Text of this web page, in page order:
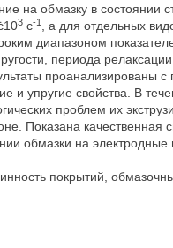
на обмазку в состоянии
3 с-1 , а для отдельных
диапазоном
периода
проанализированы
упругие свойства. В
проблем их
Показана качественная
обмазки на электродные
покрытий,